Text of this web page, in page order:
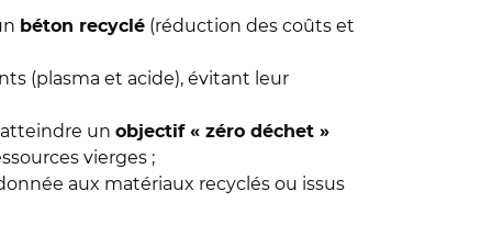
béton recyclé (réduction des coûts et
(plasma et acide), évitant leur
un objectif « zéro déchet »
vierges ;
aux matériaux recyclés ou issus